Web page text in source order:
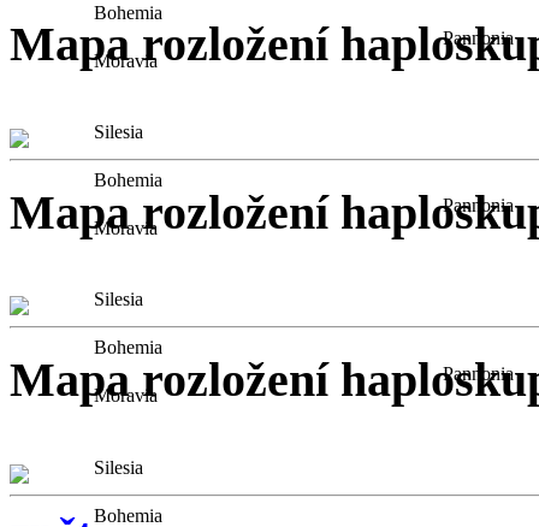
Pannonia
Pannonia
Pannonia
Bohemia
Moravia
Mapa rozložení
Silesia
Bohemia
Moravia
Mapa rozložení
Silesia
Bohemia
Moravia
Mapa rozložení
Silesia
Bohemia